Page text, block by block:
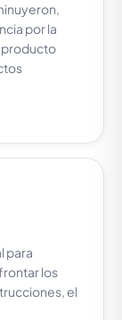
por la
producto
para
los
el